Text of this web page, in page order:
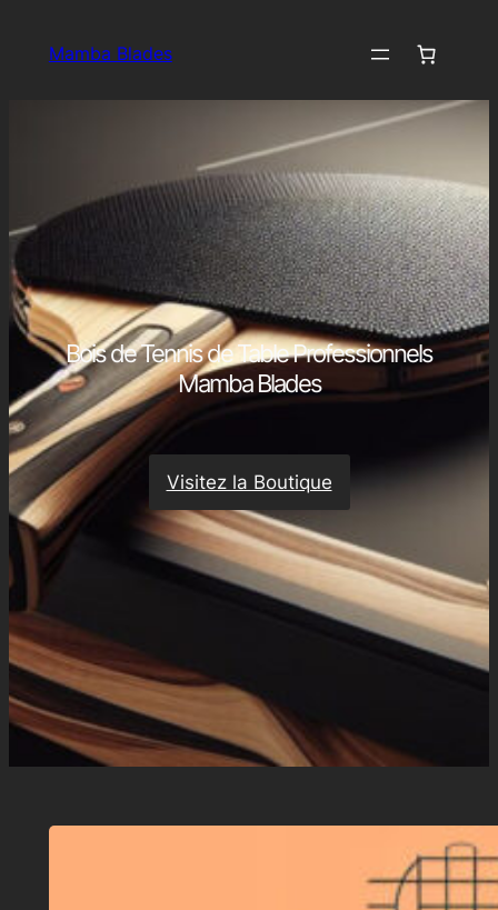
Mamba Blades
Bois de Tennis de Table Professionnels
Mamba Blades
Visitez la Boutique